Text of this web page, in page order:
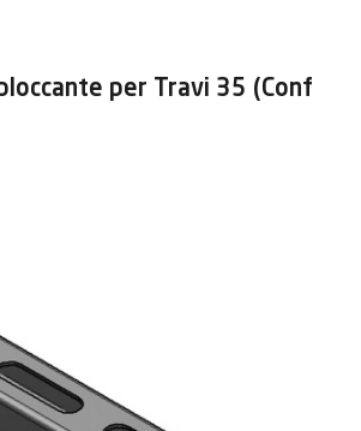
per Travi 35 (Conf